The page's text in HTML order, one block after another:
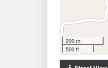
200 m
500 ft